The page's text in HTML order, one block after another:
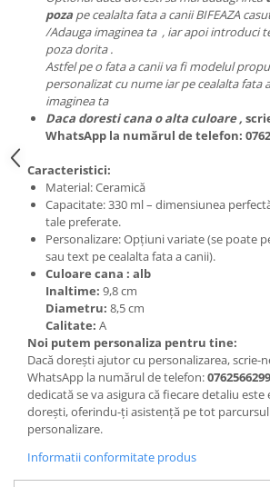
poza pe cealalta fata a canii BIFEAZA
/Adauga imaginea ta , iar apoi introduci
poza dorita .
Astfel pe o fata a canii va fi modelul
personalizat cu nume iar pe cealalta fata
imaginea ta
Daca doresti cana o alta culoare ,
WhatsApp la numărul de telefon:
Caracteristici:
Material: Ceramică
Capacitate: 330 ml – dimensiunea
tale preferate.
Personalizare: Opțiuni variate (se poate
sau text pe cealalta fata a canii).
Culoare cana : alb
Inaltime: 9,8 cm
Diametru: 8,5 cm
Calitate: A
Noi putem personaliza pentru tine:
Dacă dorești ajutor cu personalizarea, scrie-
WhatsApp la numărul de telefon:0762566299
dedicată se va asigura că fiecare detaliu este
dorești, oferindu-ți asistență pe tot
personalizare.
Informatii conformitate produs